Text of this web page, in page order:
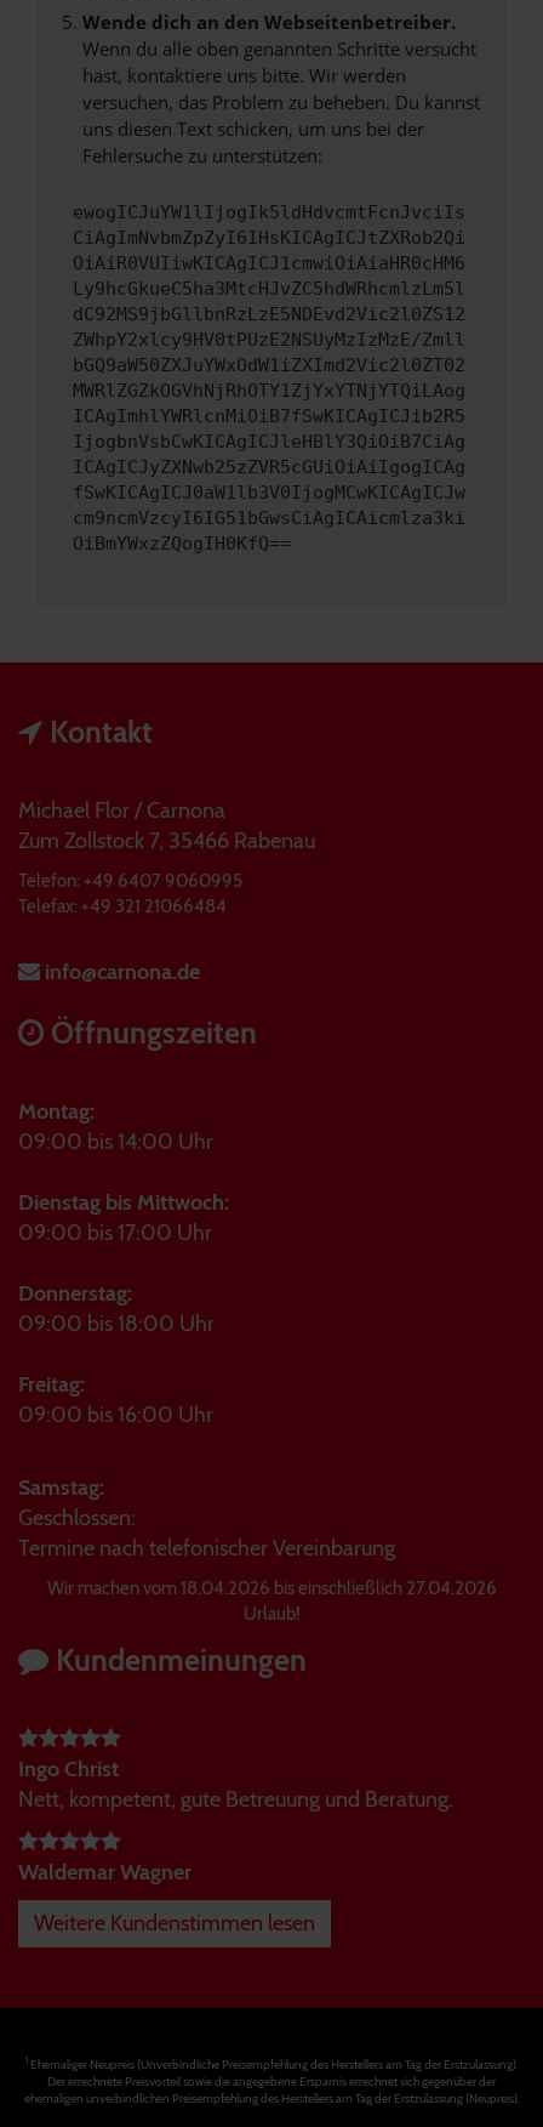
Wende dich an den Webseitenbetreiber.
Wenn du alle oben genannten Schritte versucht
hast, kontaktiere uns bitte. Wir werden
versuchen, das Problem zu beheben. Du kannst
uns diesen Text schicken, um uns bei der
Fehlersuche zu unterstützen:
ewogICJuYW1lIjogIk5ldHdvcmtFcnJvciIs
CiAgImNvbmZpZyI6IHsKICAgICJtZXRob2Qi
OiAiR0VUIiwKICAgICJ1cmwiOiAiaHR0cHM6
Ly9hcGkueC5ha3MtcHJvZC5hdWRhcmlzLm5l
dC92MS9jbGllbnRzLzE5NDEvd2Vic2l0ZS12
ZWhpY2xlcy9HV0tPUzE2NSUyMzIzMzE/Zmll
bGQ9aW50ZXJuYWxOdW1iZXImd2Vic2l0ZT02
MWRlZGZkOGVhNjRhOTY1ZjYxYTNjYTQiLAog
ICAgImhlYWRlcnMiOiB7fSwKICAgICJib2R5
IjogbnVsbCwKICAgICJleHBlY3QiOiB7CiAg
ICAgICJyZXNwb25zZVR5cGUiOiAiIgogICAg
fSwKICAgICJ0aW1lb3V0IjogMCwKICAgICJw
cm9ncmVzcyI6IG51bGwsCiAgICAicmlza3ki
OiBmYWxzZQogIH0KfQ==
Kontakt
Michael Flor / Carnona
Zum Zollstock 7, 35466 Rabenau
Telefon: +49 6407 9060995
Telefax: +49 321 21066484
info@carnona.de
Öffnungszeiten
Montag:
09:00 bis 14:00 Uhr
Dienstag bis Mittwoch:
09:00 bis 17:00 Uhr
Donnerstag:
09:00 bis 18:00 Uhr
Freitag:
09:00 bis 16:00 Uhr
Samstag:
Geschlossen:
Termine nach telefonischer Vereinbarung
Wir machen vom 18.04.2026 bis einschließlich 27.04.2026
Urlaub!
Kundenmeinungen
Ingo Christ
Nett, kompetent, gute Betreuung und Beratung.
Waldemar Wagner
Weitere Kundenstimmen lesen
1Ehemaliger Neupreis (Unverbindliche Preisempfehlung des Herstellers am Tag der Erstzulassung).
Der errechnete Preisvorteil sowie die angegebene Ersparnis errechnet sich gegenüber der
ehemaligen unverbindlichen Preisempfehlung des Herstellers am Tag der Erstzulassung (Neupreis).